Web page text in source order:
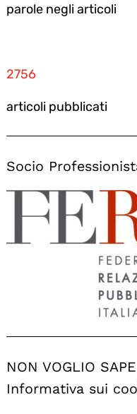
parole negli articoli
2756
articoli pubblicati
Socio
NON VOGLIO
Informativa sui